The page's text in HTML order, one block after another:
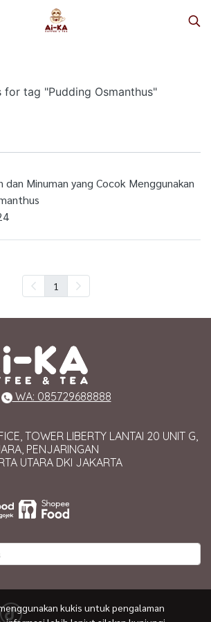
for tag "Pudding Osmanthus"
dan Minuman yang Cocok Menggunakan
1
kukis untuk pengalaman
WA: 085729688888
TOWER LIBERTY LANTAI 20 UNIT G,
PENJARINGAN
UTARA DKI JAKARTA